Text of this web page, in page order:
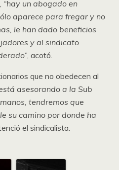
“hay un abogado en
aparece para fregar y no
le han dado beneficios
y al sindicato
, acotó.
que no obedecen al
asesorando a la Sub
tendremos que
su camino por donde ha
el sindicalista.